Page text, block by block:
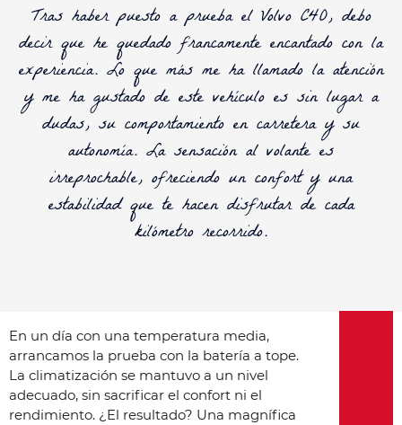
Tras haber puesto a prueba el Volvo C40, debo
decir que he quedado francamente encantado con la
experiencia. Lo que más me ha llamado la atención
y me ha gustado de este vehículo es sin lugar a
dudas, su comportamiento en carretera y su
autonomía. La sensación al volante es
irreprochable, ofreciendo un confort y una
estabilidad que te hacen disfrutar de cada
kilómetro recorrido.
En un día con una temperatura media,
arrancamos la prueba con la batería a tope.
La climatización se mantuvo a un nivel
adecuado, sin sacrificar el confort ni el
rendimiento. ¿El resultado? Una magnífica